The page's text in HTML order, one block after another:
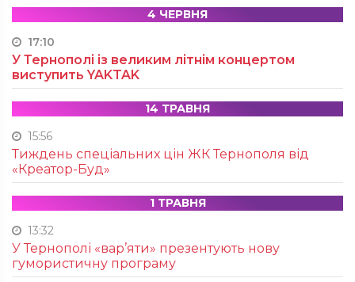
4 ЧЕРВНЯ
17:10
У Тернополі із великим літнім концертом
виступить YAKTAK
14 ТРАВНЯ
15:56
Тиждень спеціальних цін ЖК Тернополя від
«Креатор-Буд»
1 ТРАВНЯ
13:32
У Тернополі «вар’яти» презентують нову
гумористичну програму